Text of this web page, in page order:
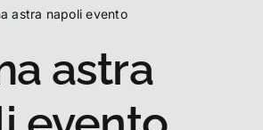
astra napoli evento
astra